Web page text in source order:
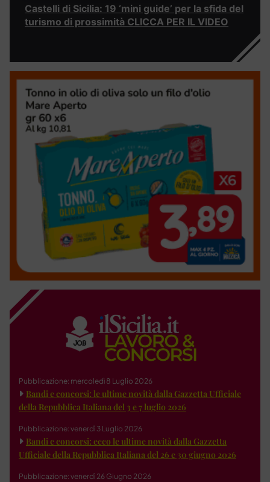
Castelli di Sicilia: 19 ‘mini guide’ per la sfida del
turismo di prossimità CLICCA PER IL VIDEO
Pubblicazione: mercoledì 8 Luglio 2026
Bandi e concorsi: le ultime novità dalla Gazzetta Ufficiale
della Repubblica Italiana del 3 e 7 luglio 2026
Pubblicazione: venerdì 3 Luglio 2026
Bandi e concorsi: ecco le ultime novità dalla Gazzetta
Ufficiale della Repubblica Italiana del 26 e 30 giugno 2026
Pubblicazione: venerdì 26 Giugno 2026